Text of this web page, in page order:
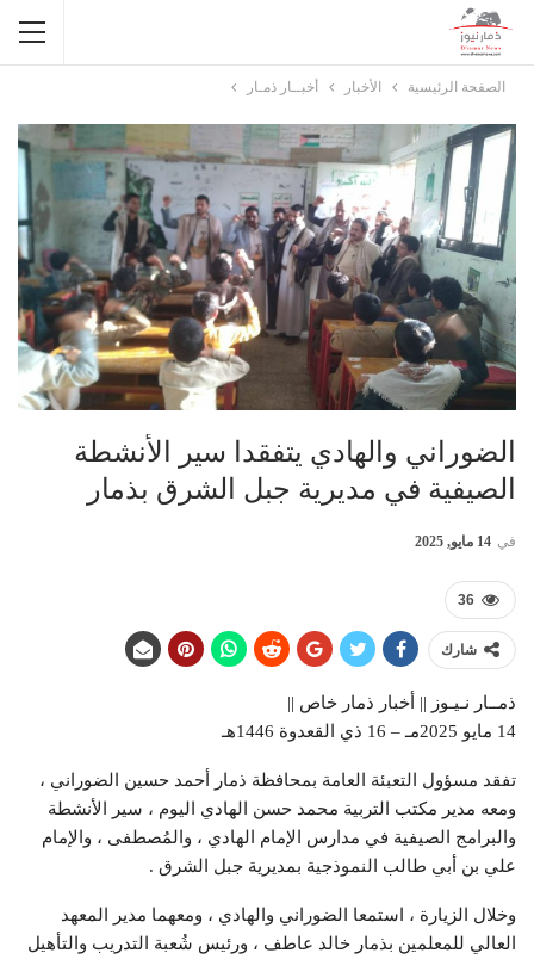
الصفحة الرئيسية الأخبار أخبــار ذمـار
الضوراني والهادي يتفقدا سير الأنشطة
الصيفية في مديرية جبل الشرق بذمار
في 14 مايو, 2025
36
شارك
ذمــار نـيـوز || أخبار ذمار خاص ||
14 مايو 2025مـ – 16 ذي القعدوة 1446هـ
تفقد مسؤول التعبئة العامة بمحافظة ذمار أحمد حسين الضوراني ،
ومعه مدير مكتب التربية محمد حسن الهادي اليوم ، سير الأنشطة
والبرامج الصيفية في مدارس الإمام الهادي ، والمُصطفى ، والإمام
علي بن أبي طالب النموذجية بمديرية جبل الشرق .
وخلال الزيارة ، استمعا الضوراني والهادي ، ومعهما مدير المعهد
العالي للمعلمين بذمار خالد عاطف ، ورئيس شُعبة التدريب والتأهيل